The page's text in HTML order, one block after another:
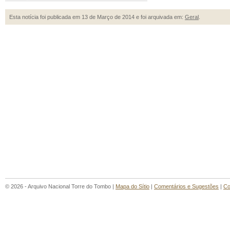
Esta notícia foi publicada em 13 de Março de 2014 e foi arquivada em: Geral
© 2026 - Arquivo Nacional Torre do Tombo | Mapa do Sítio | Comentários e Sugestões |